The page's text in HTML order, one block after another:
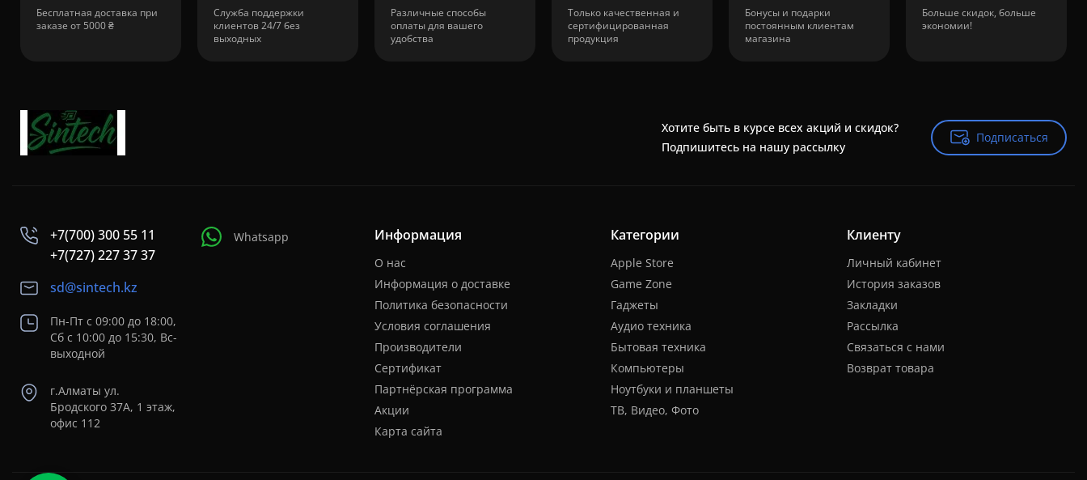
Бесплатная доставка при
заказе от 5000 ₴
Служба поддержки
клиентов 24/7 без
выходных
Различные способы
оплаты для вашего
удобства
Только качественная и
сертифицированная
продукция
Бонусы и подарки
постоянным клиентам
магазина
Больше скидок, больше
экономии!
Хотите быть в курсе всех акций и скидок?
Подпишитесь на нашу рассылку
Подписаться
Подписаться
+7(700) 300 55 11
+7(727) 227 37 37
sd@sintech.kz
Пн-Пт с 09:00 до 18:00,
Сб с 10:00 до 15:30, Вс-
выходной
г.Алматы ул.
Бродского 37A, 1 этаж,
офис 112
Whatsapp Информация
О нас
Информация о доставке
Политика безопасности
Условия соглашения
Производители
Сертификат
Партнёрская программа
Акции
Карта сайта
Категории
Apple Store
Game Zone
Гаджеты
Аудио техника
Бытовая техника
Компьютеры
Ноутбуки и планшеты
ТВ, Видео, Фото
Клиенту
Личный кабинет
История заказов
Закладки
Рассылка
Связаться с нами
Возврат товара